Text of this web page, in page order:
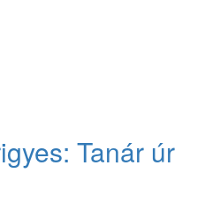
Tanár úr